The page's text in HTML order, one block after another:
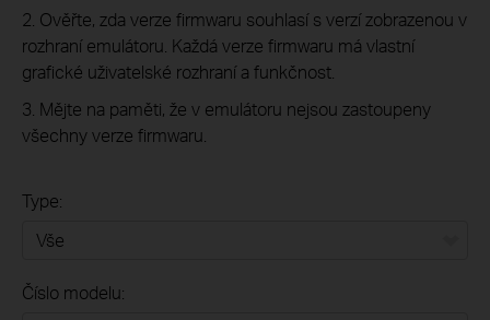
2. Ověřte, zda verze firmwaru souhlasí s verzí zobrazenou v
rozhraní emulátoru. Každá verze firmwaru má vlastní
grafické uživatelské rozhraní a funkčnost.
3. Mějte na paměti, že v emulátoru nejsou zastoupeny
všechny verze firmwaru.
Type:
Číslo modelu: